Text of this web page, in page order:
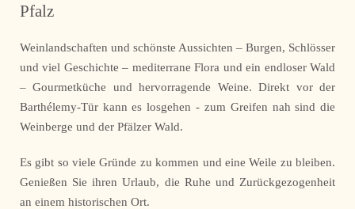
Pfalz
Weinlandschaften und schönste Aussichten – Burgen, Schlösser
und viel Geschichte – mediterrane Flora und ein endloser Wald
– Gourmetküche und hervorragende Weine. Direkt vor der
Barthélemy-Tür kann es losgehen - zum Greifen nah sind die
Weinberge und der Pfälzer Wald.
Es gibt so viele Gründe zu kommen und eine Weile zu bleiben.
Genießen Sie ihren Urlaub, die Ruhe und Zurückgezogenheit
an einem historischen Ort.